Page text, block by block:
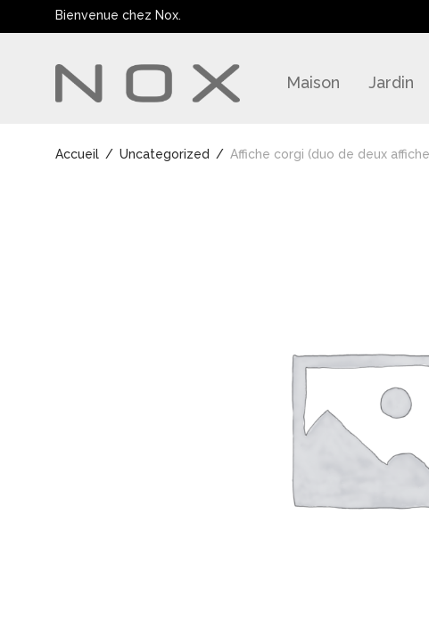
Bienvenue chez Nox.
Maison Jardin
Accueil / Uncategorized / Affiche corgi (duo de deux